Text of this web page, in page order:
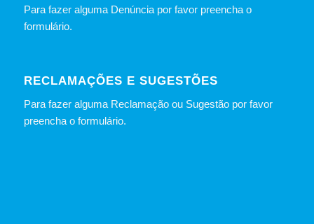
Para fazer alguma Denúncia por favor preencha o
formulário.
RECLAMAÇÕES E SUGESTÕES
Para fazer alguma Reclamação ou Sugestão por favor
preencha o formulário.